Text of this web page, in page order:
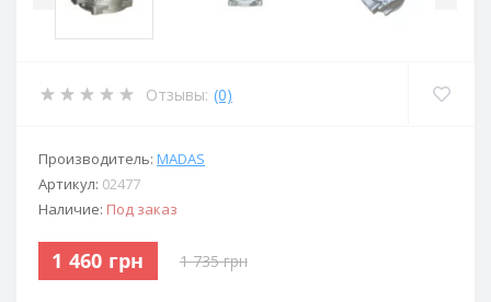
Отзывы: (0)
Производитель: MADAS
Артикул: 02477
Наличие: Под заказ
1 460 грн 1 735 грн